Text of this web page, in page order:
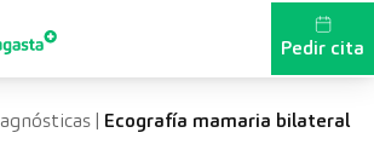
Pedir cita
| Ecografía mamaria bilateral